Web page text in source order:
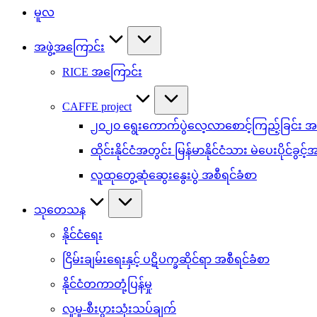
မူလ
အဖွဲ့အကြောင်း
RICE အကြောင်း
CAFFE project
၂၀၂၀ ရွေးကောက်ပွဲလေ့လာစောင့်ကြည့်ခြင်း
ထိုင်းနိုင်ငံအတွင်း မြန်မာနိုင်ငံသား မဲပေးပိုင်ခွင့်
လူထုတွေ့ဆုံဆွေးနွေးပွဲ အစီရင်ခံစာ
သုတေသန
နိုင်ငံရေး
ငြိမ်းချမ်းရေးနှင့် ပဋိပက္ခဆိုင်ရာ အစီရင်ခံစာ
နိုင်ငံတကာတုံ့ပြန်မှု
လူမှု-စီးပွားသုံးသပ်ချက်